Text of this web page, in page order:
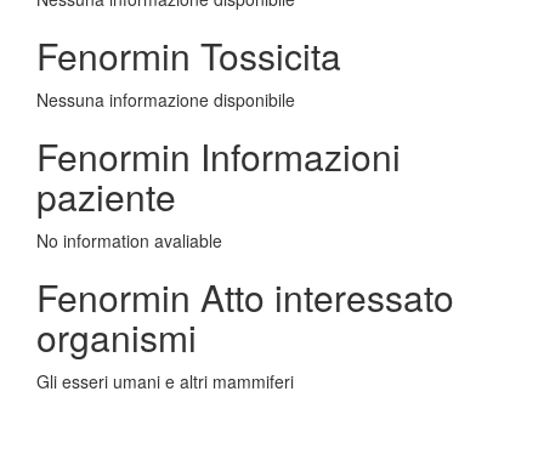
Fenormin Tossicita
Nessuna informazione disponibile
Fenormin Informazioni
paziente
No information avaliable
Fenormin Atto interessato
organismi
Gli esseri umani e altri mammiferi